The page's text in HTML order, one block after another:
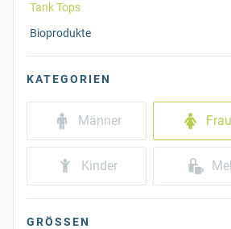
Tank Tops
Bioprodukte
KATEGORIEN
Männer
Kinder
GRÖSSEN